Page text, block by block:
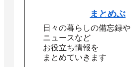
まとめぶ
日々の暮らしの備忘録や
ニュースなど
お役立ち情報を
まとめていきます